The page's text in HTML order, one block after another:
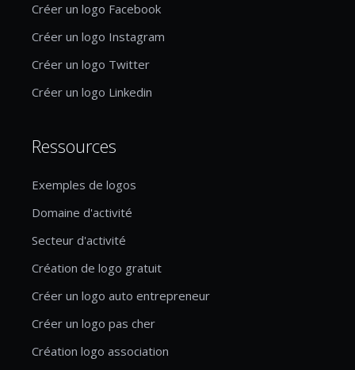
Créer un logo Facebook
Créer un logo Instagram
Créer un logo Twitter
Créer un logo Linkedin
Ressources
Exemples de logos
Domaine d'activité
Secteur d'activité
Création de logo gratuit
Créer un logo auto entrepreneur
Créer un logo pas cher
Création logo association